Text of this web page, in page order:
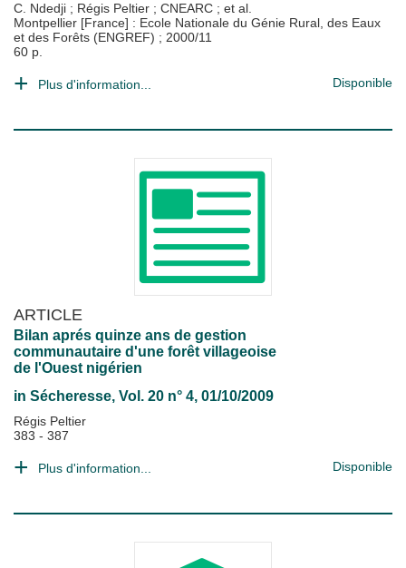
C. Ndedji ; Régis Peltier ; CNEARC ; et al.
Montpellier [France] : Ecole Nationale du Génie Rural, des Eaux
et des Forêts (ENGREF) ; 2000/11
60 p.
Plus d'information... Disponible
ARTICLE
Bilan aprés quinze ans de gestion
communautaire d'une forêt villageoise
de l'Ouest nigérien
in Sécheresse, Vol. 20 n° 4, 01/10/2009
Régis Peltier
383 - 387
Plus d'information... Disponible